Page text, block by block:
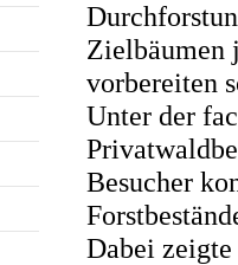
Zielbäumen
vorbereiten
Unter der
Besucher
Dabei